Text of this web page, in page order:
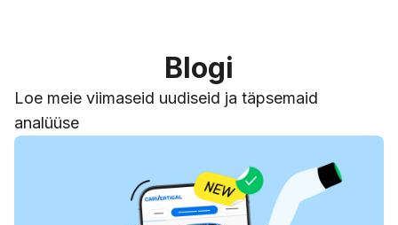
Blogi
Loe meie viimaseid uudiseid ja täpsemaid
analüüse